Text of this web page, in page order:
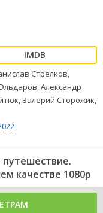
Стрелков,
Александр
Валерий Сторожик,
качестве 1080p